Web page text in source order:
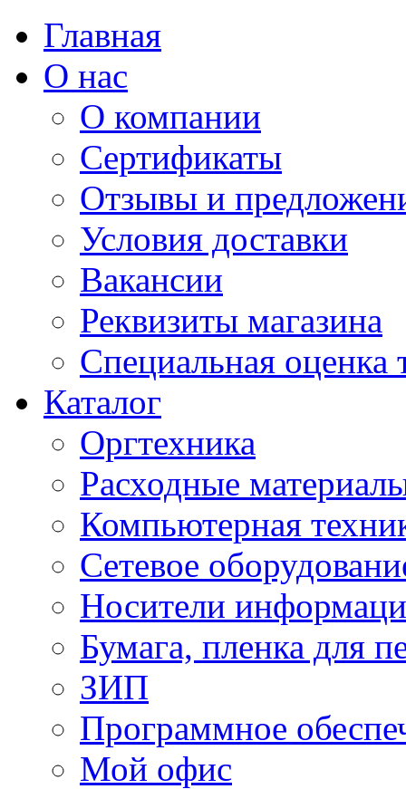
Главная
О нас
О компании
Сертификаты
Отзывы и
Условия доставки
Вакансии
Реквизиты магазина
Специальная оценка
Каталог
Оргтехника
Расходные
Компьютерная
Сетевое
Носители
Бумага, пленка для
ЗИП
Программное
Мой офис